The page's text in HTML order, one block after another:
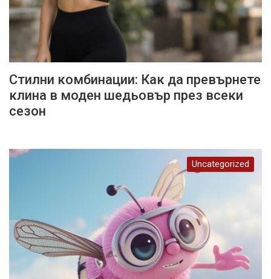
Стилни комбинации: Как да превърнете
клина в моден шедьовър през всеки
сезон
Uncategorized